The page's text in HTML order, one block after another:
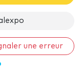
une erreur